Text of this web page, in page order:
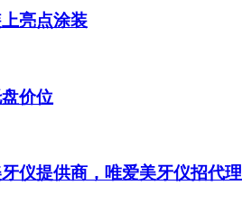
亮点涂装
价位
仪提供商，唯爱美牙仪招代理